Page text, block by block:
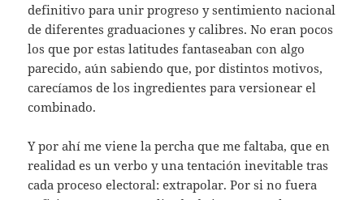
definitivo para unir progreso y sentimiento nacional
de diferentes graduaciones y calibres. No eran pocos
los que por estas latitudes fantaseaban con algo
parecido, aún sabiendo que, por distintos motivos,
carecíamos de los ingredientes para versionear el
combinado.
Y por ahí me viene la percha que me faltaba, que en
realidad es un verbo y una tentación inevitable tras
cada proceso electoral: extrapolar. Por si no fuera